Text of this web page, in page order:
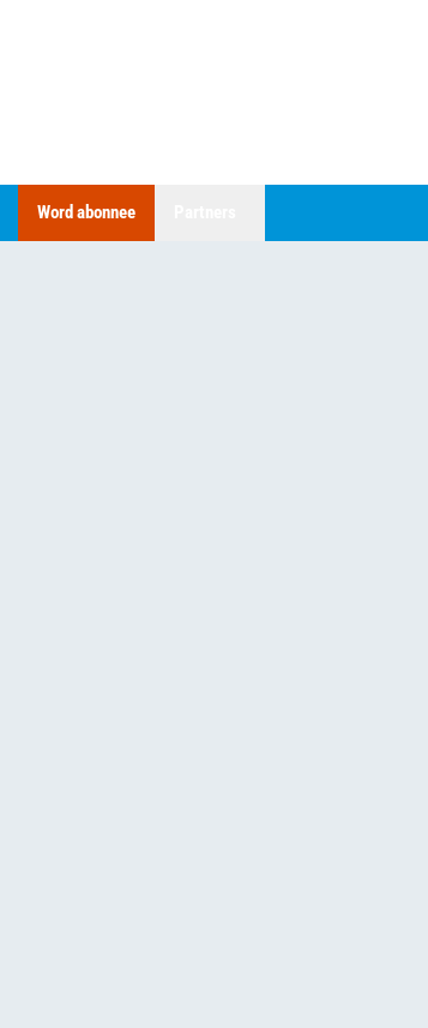
Word abonnee